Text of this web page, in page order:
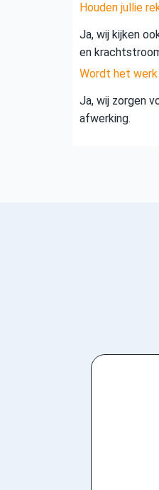
Houden jullie
Ja, wij kijken
en
Wordt het
Ja, wij zorgen
afwerking.